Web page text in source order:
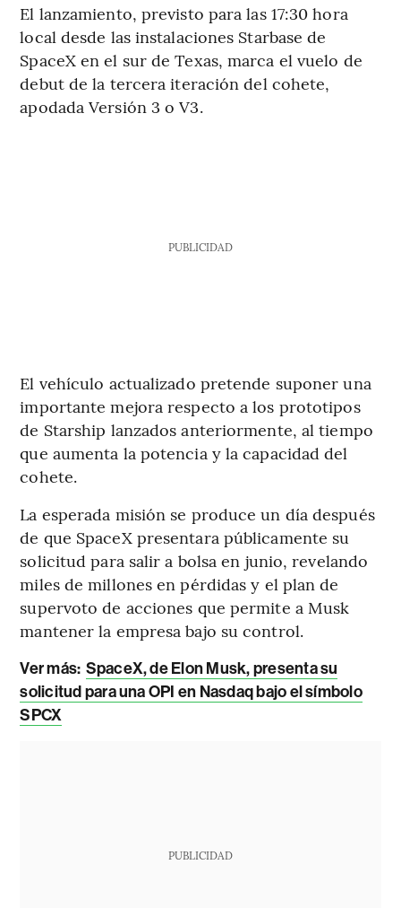
El lanzamiento, previsto para las 17:30 hora
local desde las instalaciones Starbase de
SpaceX en el sur de Texas, marca el vuelo de
debut de la tercera iteración del cohete,
apodada Versión 3 o V3.
PUBLICIDAD
El vehículo actualizado pretende suponer una
importante mejora respecto a los prototipos
de Starship lanzados anteriormente, al tiempo
que aumenta la potencia y la capacidad del
cohete.
La esperada misión se produce un día después
de que SpaceX presentara públicamente su
solicitud para salir a bolsa en junio, revelando
miles de millones en pérdidas y el plan de
supervoto de acciones que permite a Musk
mantener la empresa bajo su control.
Ver más: SpaceX, de Elon Musk, presenta su
solicitud para una OPI en Nasdaq bajo el símbolo
SPCX
PUBLICIDAD